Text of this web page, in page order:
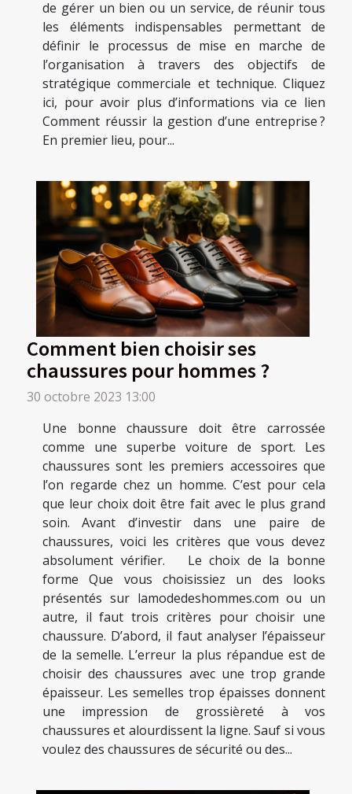
de gérer un bien ou un service, de réunir tous
les éléments indispensables permettant de
définir le processus de mise en marche de
l’organisation à travers des objectifs de
stratégique commerciale et technique. Cliquez
ici, pour avoir plus d’informations via ce lien
Comment réussir la gestion d’une entreprise ?
En premier lieu, pour...
Comment bien choisir ses
chaussures pour hommes ?
30 octobre 2023 13:00
Une bonne chaussure doit être carrossée
comme une superbe voiture de sport. Les
chaussures sont les premiers accessoires que
l’on regarde chez un homme. C’est pour cela
que leur choix doit être fait avec le plus grand
soin. Avant d’investir dans une paire de
chaussures, voici les critères que vous devez
absolument vérifier. Le choix de la bonne
forme Que vous choisissiez un des looks
présentés sur lamodedeshommes.com ou un
autre, il faut trois critères pour choisir une
chaussure. D’abord, il faut analyser l’épaisseur
de la semelle. L’erreur la plus répandue est de
choisir des chaussures avec une trop grande
épaisseur. Les semelles trop épaisses donnent
une impression de grossièreté à vos
chaussures et alourdissent la ligne. Sauf si vous
voulez des chaussures de sécurité ou des...